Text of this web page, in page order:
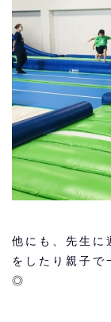
他にも、先生に
をしたり親子
◎